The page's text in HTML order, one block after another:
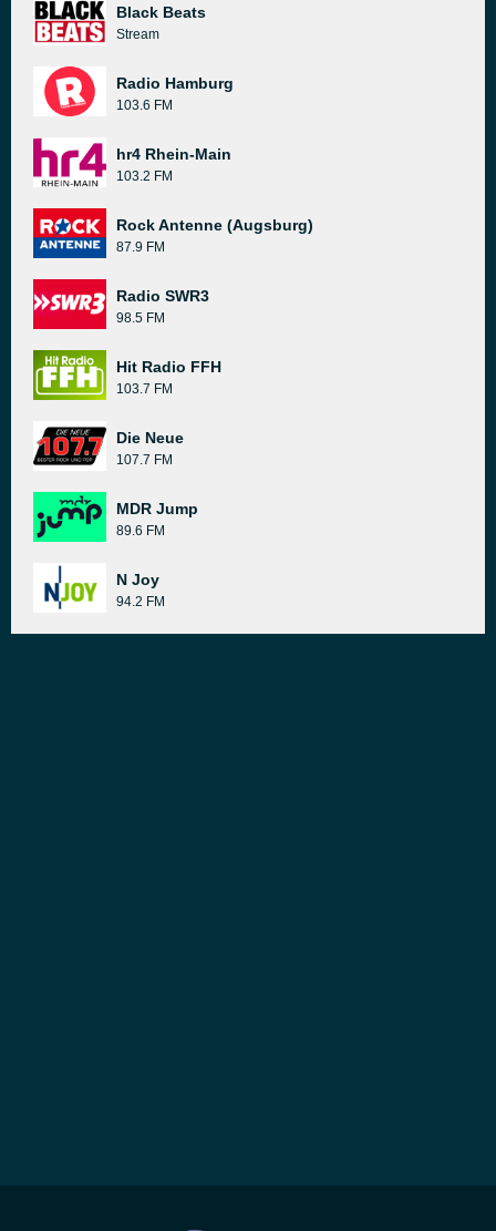
Black Beats
Stream
Radio Hamburg
103.6 FM
hr4 Rhein-Main
103.2 FM
Rock Antenne (Augsburg)
87.9 FM
Radio SWR3
98.5 FM
Hit Radio FFH
103.7 FM
Die Neue
107.7 FM
MDR Jump
89.6 FM
N Joy
94.2 FM